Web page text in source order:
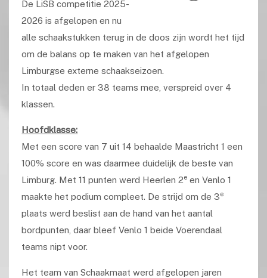
De LiSB competitie 2025-
2026 is afgelopen en nu
alle schaakstukken terug in de doos zijn wordt het tijd
om de balans op te maken van het afgelopen
Limburgse externe schaakseizoen.
In totaal deden er 38 teams mee, verspreid over 4
klassen.
Hoofdklasse:
Met een score van 7 uit 14 behaalde Maastricht 1 een
100% score en was daarmee duidelijk de beste van
Limburg. Met 11 punten werd Heerlen 2e en Venlo 1
maakte het podium compleet. De strijd om de 3e
plaats werd beslist aan de hand van het aantal
bordpunten, daar bleef Venlo 1 beide Voerendaal
teams nipt voor.
Het team van Schaakmaat werd afgelopen jaren